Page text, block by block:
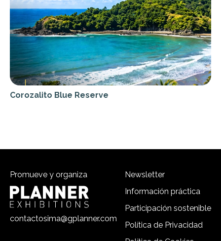
Corozalito Blue Reserve
Promueve y organiza
contactosima@gplanner.com
Newsletter
Información práctica
Participación sostenible
Política de Privacidad